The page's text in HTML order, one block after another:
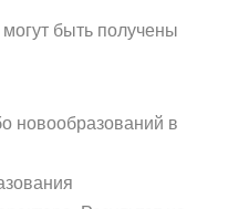
быть получены
новообразований в